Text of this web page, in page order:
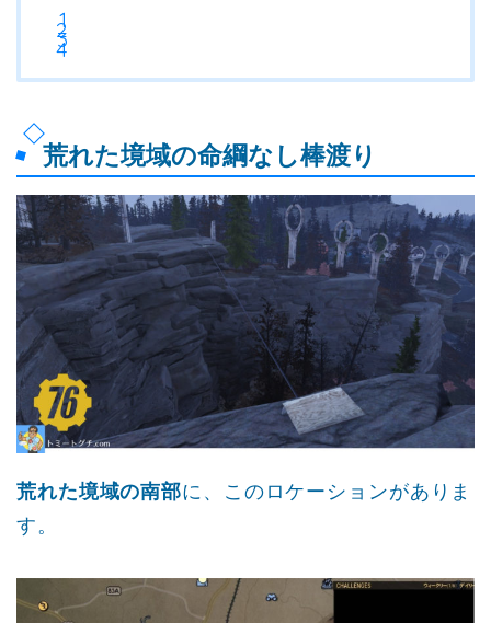
荒れた境域の命綱なし棒渡り
荒れた境域の南部に、このロケーションがありま
す。